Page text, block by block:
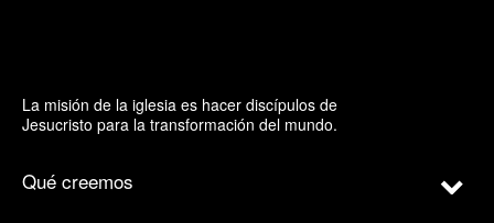
La misión de la iglesia es hacer discípulos de
Jesucristo para la transformación del mundo.
Qué creemos